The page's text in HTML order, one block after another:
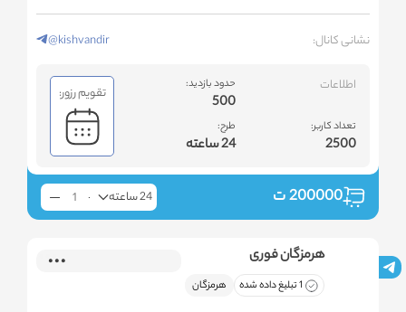
نشانی کانال: @kishvandir
اطلاعات
تعداد کاربر:
2500
حدود بازدید:
500
طرح:
24 ساعته
تقویم رزور:
200000ت 24 ساعته
هرمزگان فوری
1 تبلیغ داده شده هرمزگان